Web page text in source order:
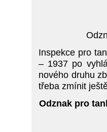
Inspekce pro
– 1937 po
nového druhu
třeba zmínit
Odznak pro